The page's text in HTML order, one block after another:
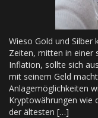
Wieso Gold und Silber
Zeiten, mitten in einer
Inflation, sollte sich
mit seinem Geld
Anlagemöglichkeiten
Kryptowährungen wie
der ältesten […]